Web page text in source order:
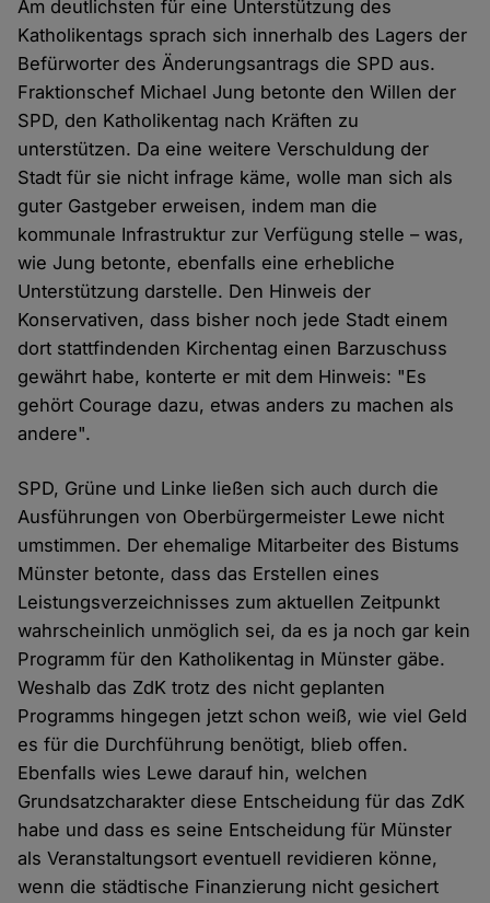
Am deutlichsten für eine Unterstützung des
Katholikentags sprach sich innerhalb des Lagers der
Befürworter des Änderungsantrags die SPD aus.
Fraktionschef Michael Jung betonte den Willen der
SPD, den Katholikentag nach Kräften zu
unterstützen. Da eine weitere Verschuldung der
Stadt für sie nicht infrage käme, wolle man sich als
guter Gastgeber erweisen, indem man die
kommunale Infrastruktur zur Verfügung stelle – was,
wie Jung betonte, ebenfalls eine erhebliche
Unterstützung darstelle. Den Hinweis der
Konservativen, dass bisher noch jede Stadt einem
dort stattfindenden Kirchentag einen Barzuschuss
gewährt habe, konterte er mit dem Hinweis: "Es
gehört Courage dazu, etwas anders zu machen als
andere".
SPD, Grüne und Linke ließen sich auch durch die
Ausführungen von Oberbürgermeister Lewe nicht
umstimmen. Der ehemalige Mitarbeiter des Bistums
Münster betonte, dass das Erstellen eines
Leistungsverzeichnisses zum aktuellen Zeitpunkt
wahrscheinlich unmöglich sei, da es ja noch gar kein
Programm für den Katholikentag in Münster gäbe.
Weshalb das ZdK trotz des nicht geplanten
Programms hingegen jetzt schon weiß, wie viel Geld
es für die Durchführung benötigt, blieb offen.
Ebenfalls wies Lewe darauf hin, welchen
Grundsatzcharakter diese Entscheidung für das ZdK
habe und dass es seine Entscheidung für Münster
als Veranstaltungsort eventuell revidieren könne,
wenn die städtische Finanzierung nicht gesichert